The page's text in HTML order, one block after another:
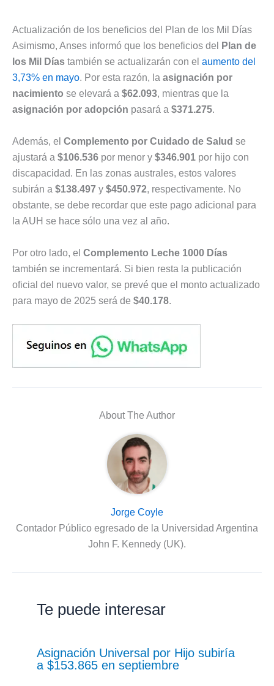
Actualización de los beneficios del Plan de los Mil Días
Asimismo, Anses informó que los beneficios del
Plan de
los Mil Días también se actualizarán con el aumento del
3,73% en mayo. Por esta razón, la asignación por
nacimiento se elevará a $62.093, mientras que la
asignación por adopción pasará a $371.275.
Además, el Complemento por Cuidado de Salud se
ajustará a $106.536 por menor y $346.901 por hijo con
discapacidad. En las zonas australes, estos valores
subirán a $138.497 y $450.972, respectivamente. No
obstante, se debe recordar que este pago adicional para
la AUH se hace sólo una vez al año.
Por otro lado, el Complemento Leche 1000 Días
también se incrementará. Si bien resta la publicación
oficial del nuevo valor, se prevé que el monto actualizado
para mayo de 2025 será de $40.178.
About The Author
Jorge Coyle
Contador Público egresado de la Universidad Argentina
John F. Kennedy (UK).
Te puede interesar
Asignación Universal por Hijo subiría
a $153.865 en septiembre